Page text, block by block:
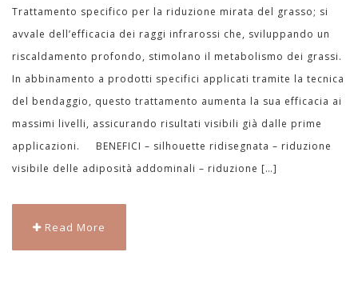
Trattamento specifico per la riduzione mirata del grasso; si
avvale dell’efficacia dei raggi infrarossi che, sviluppando un
riscaldamento profondo, stimolano il metabolismo dei grassi.
In abbinamento a prodotti specifici applicati tramite la tecnica
del bendaggio, questo trattamento aumenta la sua efficacia ai
massimi livelli, assicurando risultati visibili già dalle prime
applicazioni. BENEFICI – silhouette ridisegnata – riduzione
visibile delle adiposità addominali – riduzione […]
Read More